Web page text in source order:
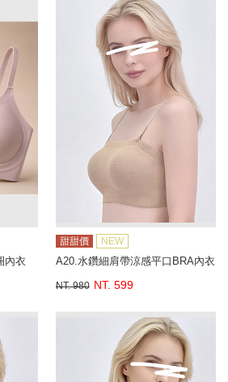
內衣
甜甜價 NEW
A20.水鑽細肩帶涼感平口BRA內衣
NT. 980 NT. 599